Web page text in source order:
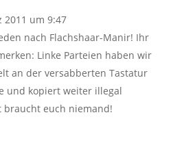
2011 um 9:47
nach Flachshaar-Manir! Ihr
Linke Parteien haben wir
an der versabberten Tastatur
und kopiert weiter illegal
braucht euch niemand!